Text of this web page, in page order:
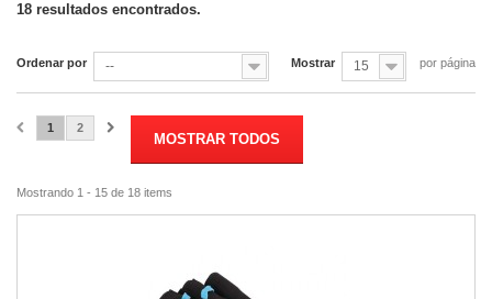
18 resultados encontrados.
Ordenar por -- Mostrar 15 por página
MOSTRAR TODOS
1 2
Mostrando 1 - 15 de 18 items